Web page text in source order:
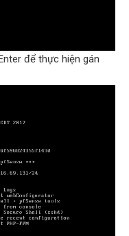
để thực hiện gán